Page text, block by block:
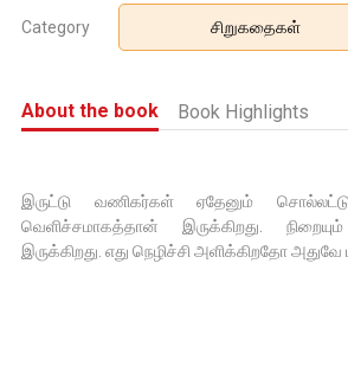
Category சிறுகதைகள்
About the book Book Highlights
இருட்டு வணிகர்கள் ஏதேனும்
வெளிச்சமாகத்தான் இருக்கிறது.
இருக்கிறது. எது நெழிச்சி அளிக்கிறதோ அதுவே